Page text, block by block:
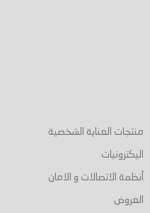
منتجات العناية الشخصية
اليكترونيات
أنظمة الاتصالات و الامان
العروض